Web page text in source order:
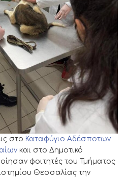
στο Καταφύγιο Αδέσποτων
και στο Δημοτικό
φοιτητές του Τμήματος
Θεσσαλίας την